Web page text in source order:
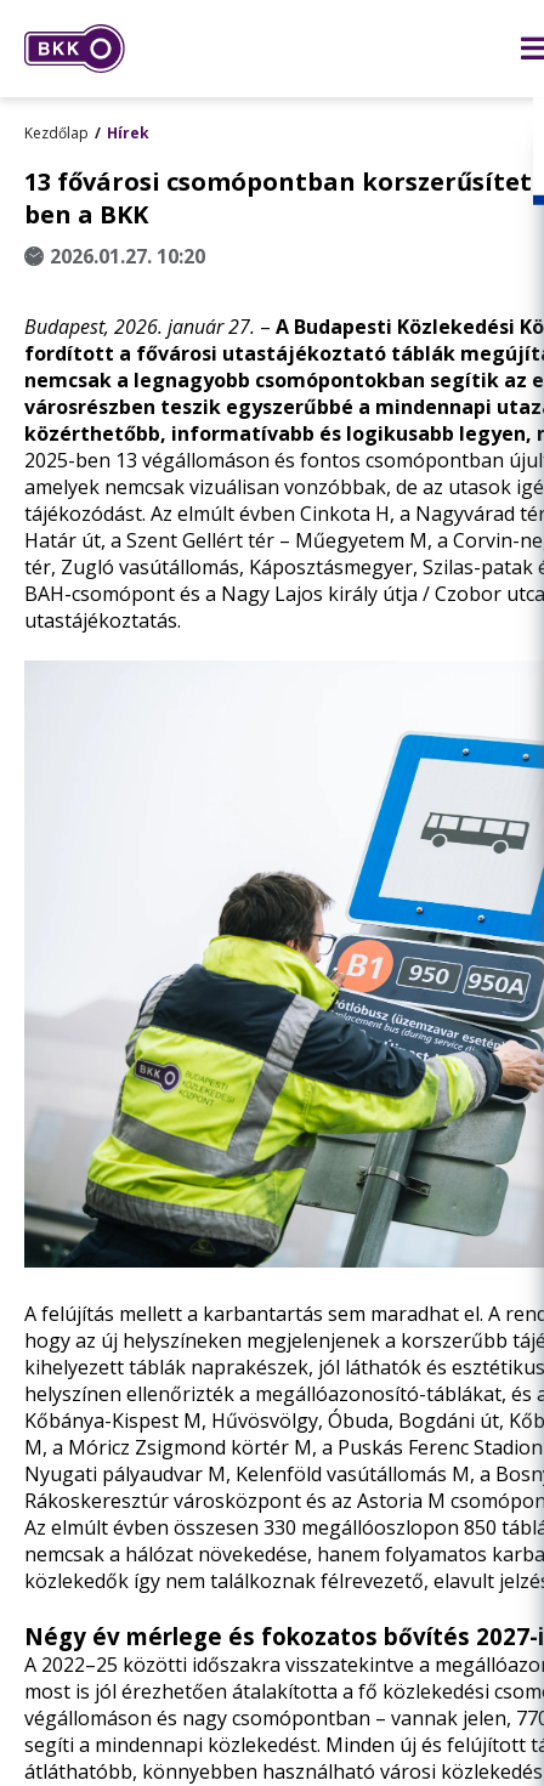
Kezdőlap Hírek
13 fővárosi csomópontban
ben a BKK
2026.01.27. 10:20
Budapest, 2026. január 27. – A Budapesti Közlekedési
fordított a fővárosi utastájékoztató táblák
nemcsak a legnagyobb csomópontokban segítik az
városrészben teszik egyszerűbbé a mindennapi
közérthetőbb, informatívabb és logikusabb legyen,
2025-ben 13 végállomáson és fontos csomópontban
amelyek nemcsak vizuálisan vonzóbbak, de az utasok
tájékozódást. Az elmúlt évben Cinkota H, a Nagyvárad
Határ út, a Szent Gellért tér – Műegyetem M, a Corvin-
tér, Zugló vasútállomás, Káposztásmegyer, Szilas-
BAH-csomópont és a Nagy Lajos király útja / Czobor
utastájékoztatás.
A felújítás mellett a karbantartás sem maradhat el. A
hogy az új helyszíneken megjelenjenek a korszerűbb
kihelyezett táblák naprakészek, jól láthatók és
helyszínen ellenőrizték a megállóazonosító-táblákat,
Kőbánya-Kispest M, Hűvösvölgy, Óbuda, Bogdáni út,
M, a Móricz Zsigmond körtér M, a Puskás Ferenc
Nyugati pályaudvar M, Kelenföld vasútállomás M, a
Rákoskeresztúr városközpont és az Astoria M
Az elmúlt évben összesen 330 megállóoszlopon 850
nemcsak a hálózat növekedése, hanem folyamatos
közlekedők így nem találkoznak félrevezető, elavult
Négy év mérlege és fokozatos bővítés 2027-
A 2022–25 közötti időszakra visszatekintve a
most is jól érezhetően átalakította a fő közlekedési
végállomáson és nagy csomópontban – vannak jelen,
segíti a mindennapi közlekedést. Minden új és felújított
átláthatóbb, könnyebben használható városi